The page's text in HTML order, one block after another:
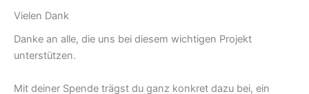
Vielen Dank
Danke an alle, die uns bei diesem wichtigen Projekt
unterstützen.
Mit deiner Spende trägst du ganz konkret dazu bei, ein